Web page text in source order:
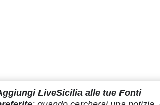
LiveSiciliaalle tue Fonti